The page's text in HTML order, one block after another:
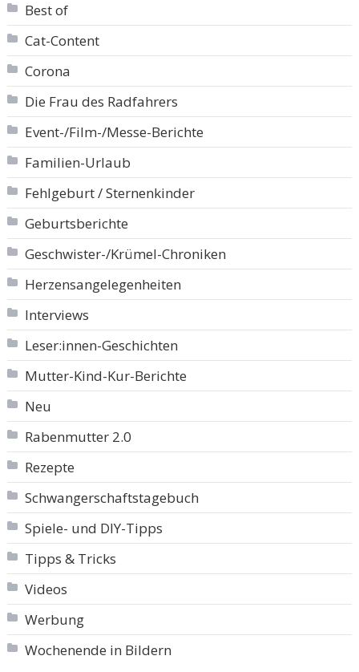
Best of
Cat-Content
Corona
Die Frau des Radfahrers
Event-/Film-/Messe-Berichte
Familien-Urlaub
Fehlgeburt / Sternenkinder
Geburtsberichte
Geschwister-/Krümel-Chroniken
Herzensangelegenheiten
Interviews
Leser:innen-Geschichten
Mutter-Kind-Kur-Berichte
Neu
Rabenmutter 2.0
Rezepte
Schwangerschaftstagebuch
Spiele- und DIY-Tipps
Tipps & Tricks
Videos
Werbung
Wochenende in Bildern